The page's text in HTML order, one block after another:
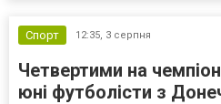
Спорт 12:35, 3 серпня
Четвертими на
юні футболісти з